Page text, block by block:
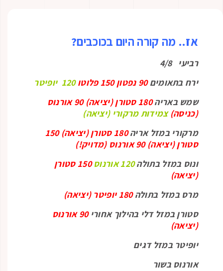
אז.. מה קורה היום בכוכבים?
רביעי 4/8
ירח בתאומים90 נפטון 150 פלוטו
120 יופיטר
שמש באריה
180 סטורן (יציאה) 90 אורנוס
(כניסה) צמידות מרקורי (יציאה)
מרקורי במזל אריה
180 סטורן (יציאה) 150
סטורן (יציאה) 90 אורנוס (מדויק!)
ונוס במזל בתולה120 אורנוס
150 סטורן
(יציאה)
מרס במזל בתולה180 יופיטר (יציאה)
סטורן במזל דלי בהילוך אחורי
90 אורנוס
(יציאה)
יופיטר במזל דגים
אורנוס בשור